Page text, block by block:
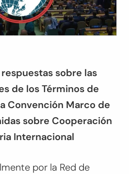
sobre las
de los Términos de
Convención Marco de
sobre Cooperación
Internacional
por la Red de